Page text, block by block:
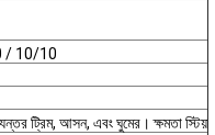
/ 10/10
ট্রিম, আসন, এবং ঘুমের। ক্ষমতা